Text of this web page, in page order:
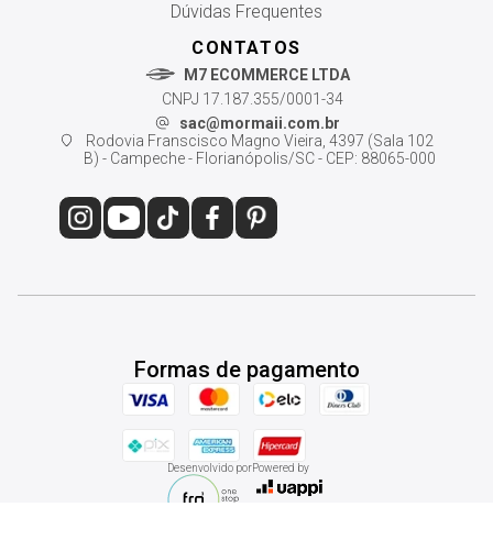
Dúvidas Frequentes
CONTATOS
M7 ECOMMERCE LTDA
CNPJ 17.187.355/0001-34
sac@mormaii.com.br
Rodovia Franscisco Magno Vieira, 4397 (Sala 102
B) - Campeche - Florianópolis/SC - CEP: 88065-000
Formas de pagamento
Desenvolvido porPowered by